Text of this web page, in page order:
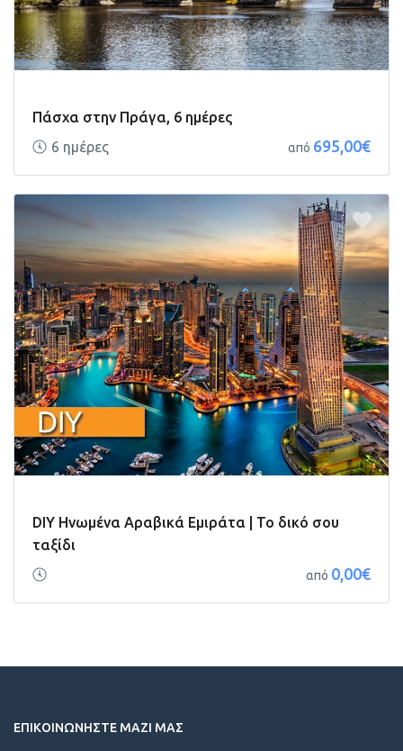
Πάσχα στην Πράγα, 6 ημέρες
6 ημέρες
από 695,00€
DIY Ηνωμένα Αραβικά Εμιράτα | Το δικό σου
ταξίδι
από 0,00€
ΕΠΙΚΟΙΝΩΝΗΣΤΕ ΜΑΖΙ ΜΑΣ